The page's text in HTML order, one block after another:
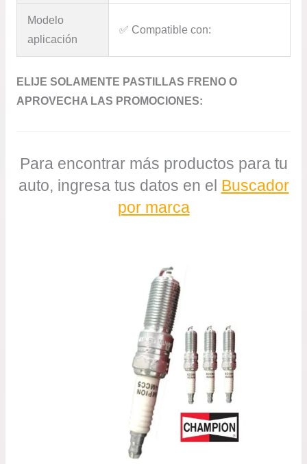
Modelo
aplicación
✅​ Compatible con:
ELIJE SOLAMENTE PASTILLAS FRENO O
APROVECHA LAS PROMOCIONES:
Para encontrar más productos para tu
auto, ingresa tus datos en el Buscador
por marca